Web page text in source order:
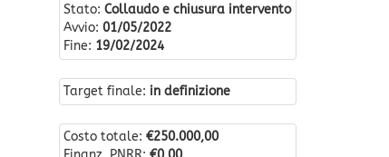
Stato: Collaudo e chiusura intervento
Avvio: 01/05/2022
Fine: 19/02/2024
Target finale: in definizione
Costo totale: €250.000,00